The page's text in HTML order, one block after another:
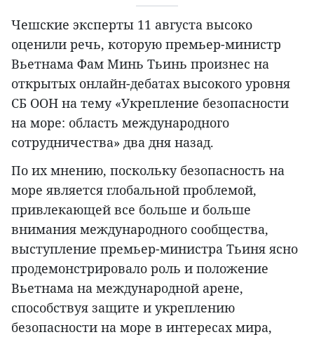
Чешские эксперты 11 августа высоко
оценили речь, которую премьер-министр
Вьетнама Фам Минь Тьинь произнес на
открытых онлайн-дебатах высокого уровня
СБ ООН на тему «Укрепление безопасности
на море: область международного
сотрудничества» два дня назад.
По их мнению, поскольку безопасность на
море является глобальной проблемой,
привлекающей все больше и больше
внимания международного сообщества,
выступление премьер-министра Тьиня ясно
продемонстрировало роль и положение
Вьетнама на международной арене,
способствуя защите и укреплению
безопасности на море в интересах мира,